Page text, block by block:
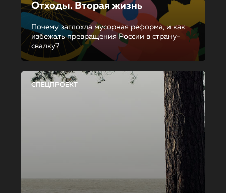
Отходы. Вторая жизнь
Почему заглохла мусорная реформа, и как
избежать превращения России в страну-
свалку?
СПЕЦПРОЕКТ